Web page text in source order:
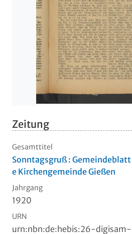
Zeitung
Gesamttitel
Sonntagsgruß :
e Kirchengemeinde Gießen
Jahrgang
1920
URN
urn:nbn:de:hebis:26-